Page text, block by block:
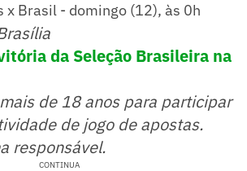
x Brasil - domingo (12), às 0h
da Seleção Brasileira na
de 18 anos para participar
de jogo de apostas.
responsável.
CONTINUA